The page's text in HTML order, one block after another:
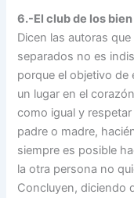
6.-El club de los
Dicen las autoras
separados no es
porque el objetivo de
un lugar en el
como igual y
padre o madre,
siempre es posible
la otra persona no
Concluyen, diciendo